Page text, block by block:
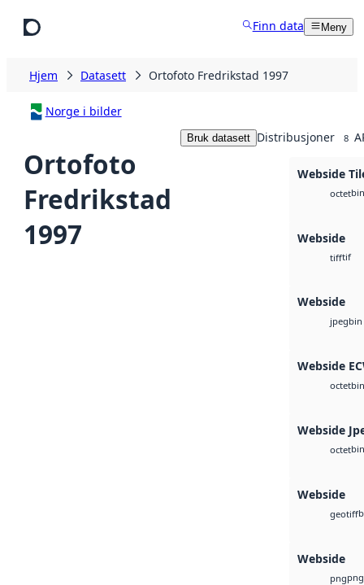
Finn data Meny
Hjem Datasett Ortofoto Fredrikstad 1997
Norge i bilder
Ortofoto
Fredrikstad
1997
Bruk datasett Distribusjoner 8
Webside
octetbin
Webside
tifftif
Webside
jpegbin
Webside
octetbin
Webside
octetbin
Webside
geotiff
Webside
pngpng